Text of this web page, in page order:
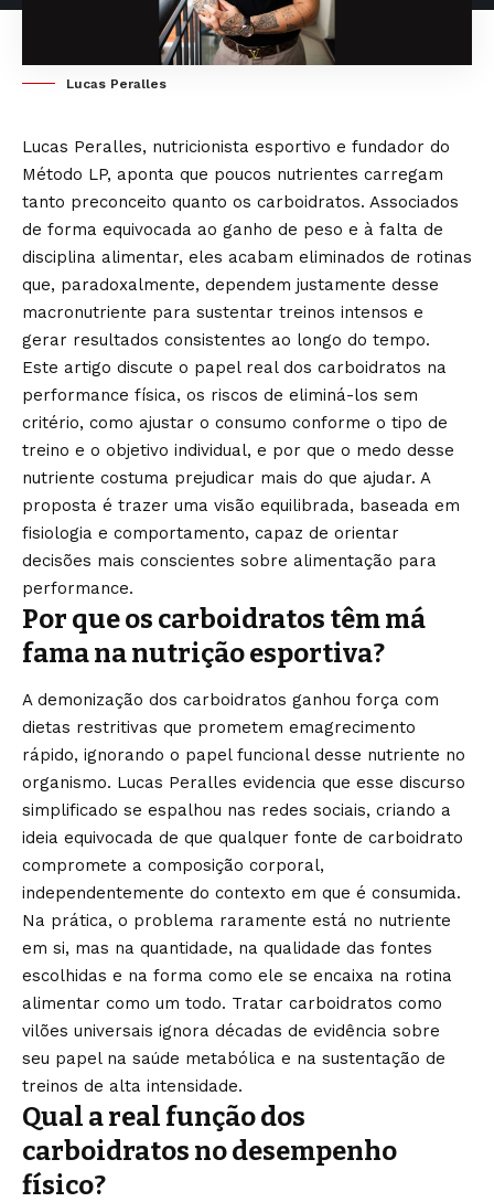
Lucas Peralles
Lucas Peralles, nutricionista esportivo e fundador do
Método LP, aponta que poucos nutrientes carregam
tanto preconceito quanto os carboidratos. Associados
de forma equivocada ao ganho de peso e à falta de
disciplina alimentar, eles acabam eliminados de rotinas
que, paradoxalmente, dependem justamente desse
macronutriente para sustentar treinos intensos e
gerar resultados consistentes ao longo do tempo.
Este artigo discute o papel real dos carboidratos na
performance física, os riscos de eliminá-los sem
critério, como ajustar o consumo conforme o tipo de
treino e o objetivo individual, e por que o medo desse
nutriente costuma prejudicar mais do que ajudar. A
proposta é trazer uma visão equilibrada, baseada em
fisiologia e comportamento, capaz de orientar
decisões mais conscientes sobre alimentação para
performance.
Por que os carboidratos têm má
fama na nutrição esportiva?
A demonização dos carboidratos ganhou força com
dietas restritivas que prometem emagrecimento
rápido, ignorando o papel funcional desse nutriente no
organismo. Lucas Peralles evidencia que esse discurso
simplificado se espalhou nas redes sociais, criando a
ideia equivocada de que qualquer fonte de carboidrato
compromete a composição corporal,
independentemente do contexto em que é consumida.
Na prática, o problema raramente está no nutriente
em si, mas na quantidade, na qualidade das fontes
escolhidas e na forma como ele se encaixa na rotina
alimentar como um todo. Tratar carboidratos como
vilões universais ignora décadas de evidência sobre
seu papel na saúde metabólica e na sustentação de
treinos de alta intensidade.
Qual a real função dos
carboidratos no desempenho
físico?